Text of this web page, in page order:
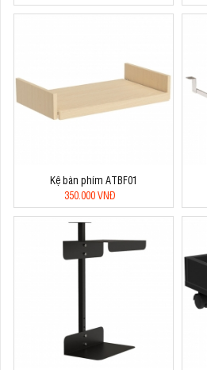
Kệ bàn phím ATBF01
350.000 VNĐ